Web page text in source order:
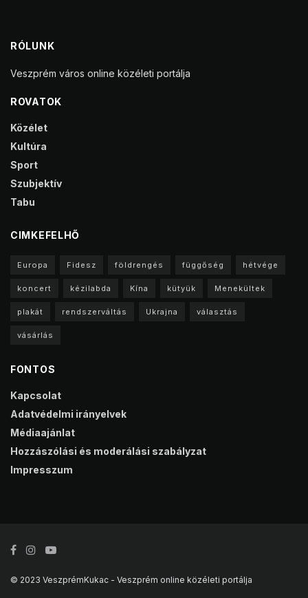
RÓLUNK
Veszprém város online közéleti portálja
ROVATOK
Közélet
Kultúra
Sport
Szubjektív
Tabu
CIMKEFELHŐ
Europa Fidesz földrengés függőség hétvége
koncert kézilabda Kína kütyük Menekültek
plakát rendszerváltás Ukrajna választás
vásárlás
FONTOS
Kapcsolat
Adatvédelmi irányelvek
Médiaajánlat
Hozzászólási és moderálási szabályzat
Impresszum
© 2023 VeszprémKukac - Veszprém online közéleti portálja